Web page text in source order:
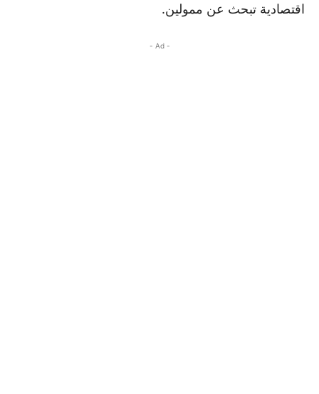
اقتصادية تبحث عن ممولين.
- Ad -